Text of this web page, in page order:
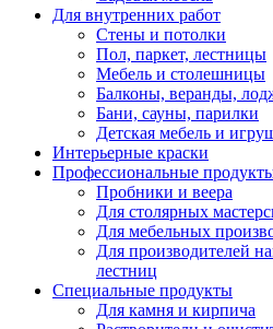
Для внутренних работ
Стены и потолки
Пол, паркет, лестницы
Мебель и столешницы
Балконы, веранды,
Бани, сауны, парилки
Детская мебель и
Интерьерные краски
Профессиональные
Пробники и веера
Для столярных
Для мебельных
Для производителей
лестниц
Специальные продукты
Для камня и кирпича